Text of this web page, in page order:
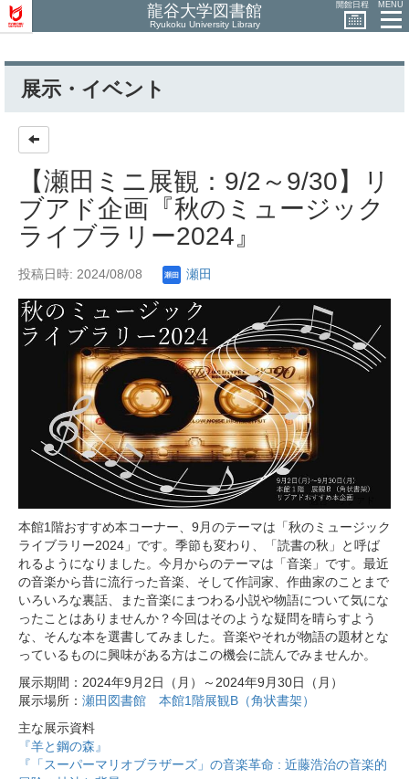
龍谷大学図書館
Ryukoku University Library
開館日程 MENU
展示・イベント
【瀬田ミニ展観：9/2～9/30】リ
ブアド企画『秋のミュージック
ライブラリー2024』
投稿日時: 2024/08/08 瀬田
本館1階おすすめ本コーナー、9月のテーマは「秋のミュージック
ライブラリー2024」です。季節も変わり、「読書の秋」と呼ば
れるようになりました。今月からのテーマは「音楽」です。最近
の音楽から昔に流行った音楽、そして作詞家、作曲家のことまで
いろいろな裏話、また音楽にまつわる小説や物語について気にな
ったことはありませんか？今回はそのような疑問を晴らすよう
な、そんな本を選書してみました。音楽やそれが物語の題材とな
っているものに興味がある方はこの機会に読んでみませんか。
展示期間：2024年9月2日（月）～2024年9月30日（月）
展示場所： 瀬田図書館 本館1階展観B（角状書架）
主な展示資料
『羊と鋼の森』
『「スーパーマリオブラザーズ」の音楽革命 : 近藤浩治の音楽的